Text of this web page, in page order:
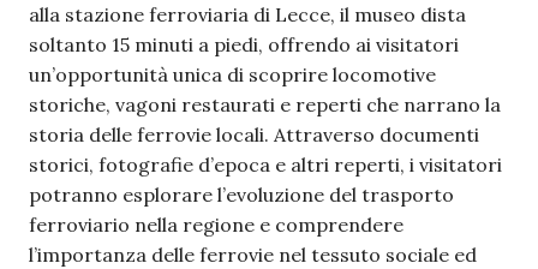
alla stazione ferroviaria di Lecce, il museo dista
soltanto 15 minuti a piedi, offrendo ai visitatori
un’opportunità unica di scoprire locomotive
storiche, vagoni restaurati e reperti che narrano la
storia delle ferrovie locali. Attraverso documenti
storici, fotografie d’epoca e altri reperti, i visitatori
potranno esplorare l’evoluzione del trasporto
ferroviario nella regione e comprendere
l’importanza delle ferrovie nel tessuto sociale ed